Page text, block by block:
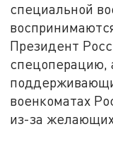
специальной
Президент
спецоперацию,
военкоматах
из-за